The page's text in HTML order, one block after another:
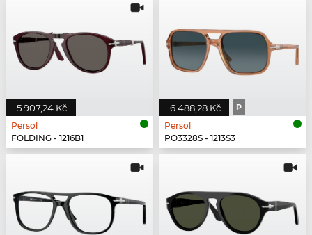
5 907,24 Kč
Persol
FOLDING - 1216B1
6 488,28 Kč P
Persol
PO3328S - 1213S3